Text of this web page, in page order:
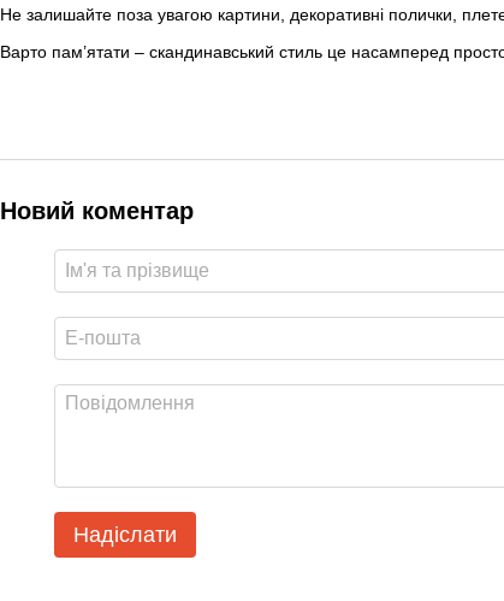
Не залишайте поза увагою картини, декоративні полички,
Варто пам’ятати – скандинавський стиль це насамперед
Новий коментар
Надіслати